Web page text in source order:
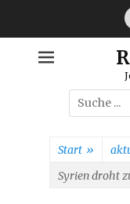
Suche
nach:
Start »
Syrien droht